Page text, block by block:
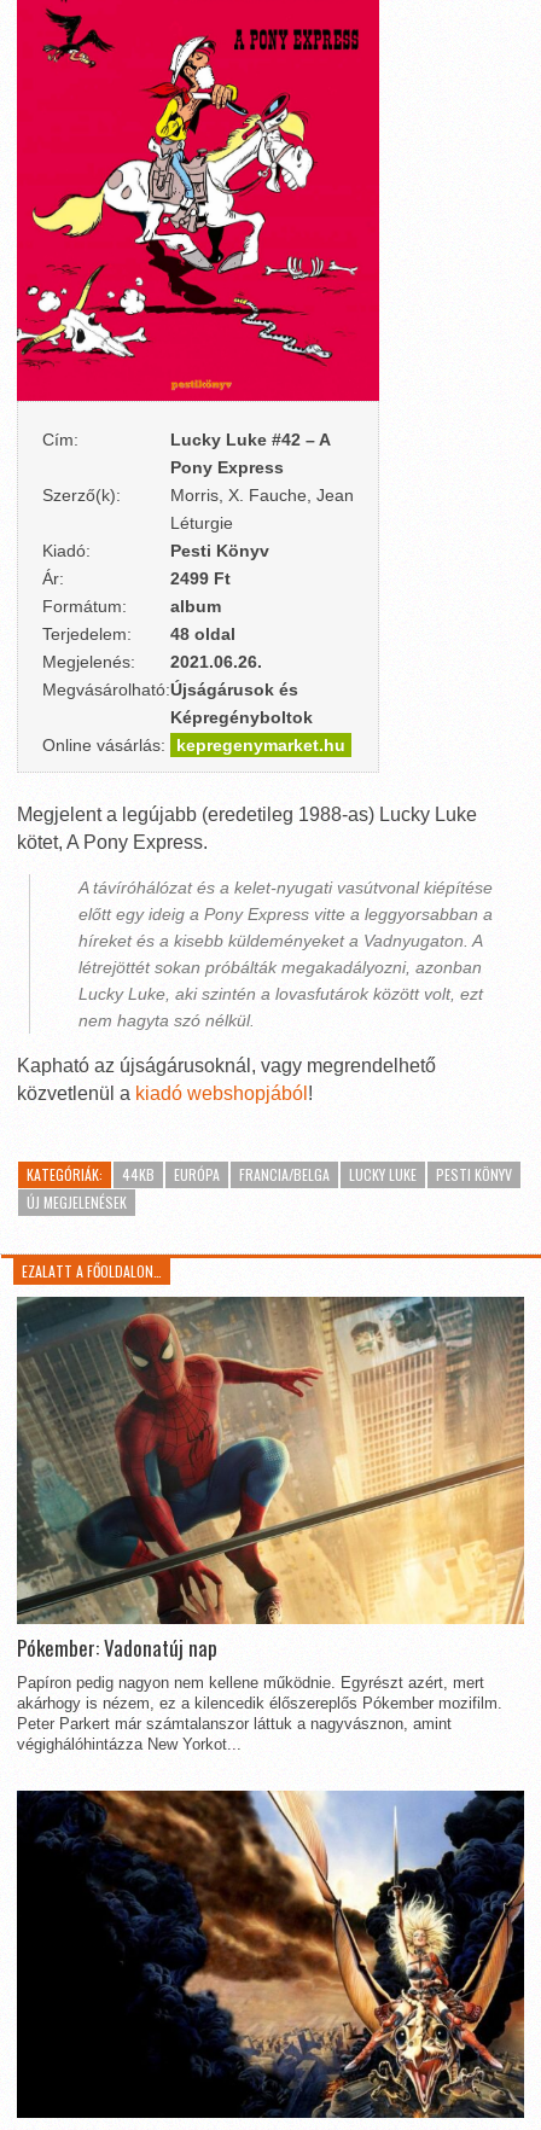
Cím:
Lucky Luke #42 – A
Pony Express
Szerző(k):
Morris, X. Fauche, Jean
Léturgie
Kiadó:
Pesti Könyv
Ár:
2499 Ft
Formátum:
album
Terjedelem:
48 oldal
Megjelenés:
2021.06.26.
Megvásárolható:Újságárusok és
Képregényboltok
Online vásárlás:
kepregenymarket.hu
Megjelent a legújabb (eredetileg 1988-as) Lucky Luke
kötet, A Pony Express.
A távíróhálózat és a kelet-nyugati vasútvonal kiépítése
előtt egy ideig a Pony Express vitte a leggyorsabban a
híreket és a kisebb küldeményeket a Vadnyugaton. A
létrejöttét sokan próbálták megakadályozni, azonban
Lucky Luke, aki szintén a lovasfutárok között volt, ezt
nem hagyta szó nélkül.
Kapható az újságárusoknál, vagy megrendelhető
közvetlenül a kiadó webshopjából !
KATEGÓRIÁK: 44KB EURÓPA FRANCIA/BELGA LUCKY LUKE
PESTI KÖNYV
ÚJ MEGJELENÉSEK
EZALATT A FŐOLDALON…
Pókember: Vadonatúj nap
Papíron pedig nagyon nem kellene működnie. Egyrészt azért, mert
akárhogy is nézem, ez a kilencedik élőszereplős Pókember mozifilm.
Peter Parkert már számtalanszor láttuk a nagyvásznon, amint
végighálóhintázza New Yorkot...